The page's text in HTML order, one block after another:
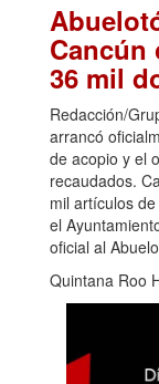
Cancún
36 mil
Redacción/
arrancó
de acopio y el
recaudados.
mil artículos
el
oficial al
Quintana Roo